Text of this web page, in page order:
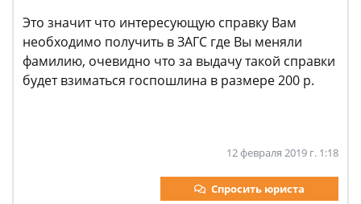
Это значит что интересующую справку Вам
необходимо получить в ЗАГС где Вы меняли
фамилию, очевидно что за выдачу такой справки
будет взиматься госпошлина в размере 200 р.
12 февраля 2019 г. 1:18
Спросить юриста